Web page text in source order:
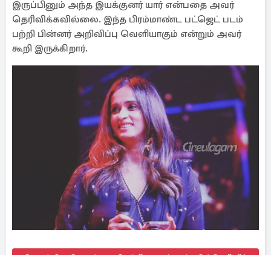
இருப்பினும் அந்த இயக்குனர் யார் என்பதை அவர்
தெரிவிக்கவில்லை. இந்த பிரம்மாண்ட பட்ஜெட் படம்
பற்றி பின்னர் அறிவிப்பு வெளியாகும் என்றும் அவர்
கூறி இருக்கிறார்.